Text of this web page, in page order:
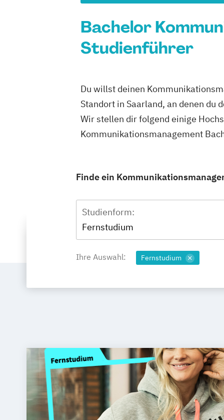
Bachelor
Studienführer
Du willst deinen
Standort in Saarland, an denen du
Wir stellen dir folgend einige
Kommunikationsmanagement
Finde ein
Studienform:
Fernstudium
Ihre Auswahl: Fernstudium